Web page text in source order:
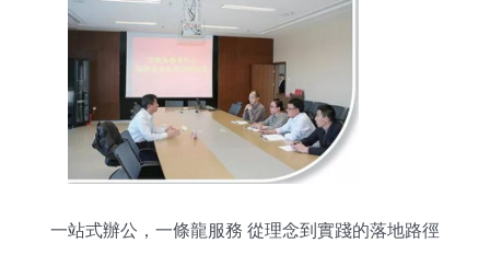
一站式辦公，一條龍服務 從理念到實踐的落地路徑